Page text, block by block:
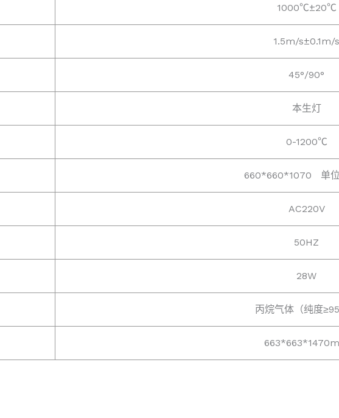
1000℃±20℃
1.5m/s±0.1m/s
45°/90°
本生灯
0-1200℃
660*660*1070 单
AC220V
50HZ
28W
丙烷气体（纯度